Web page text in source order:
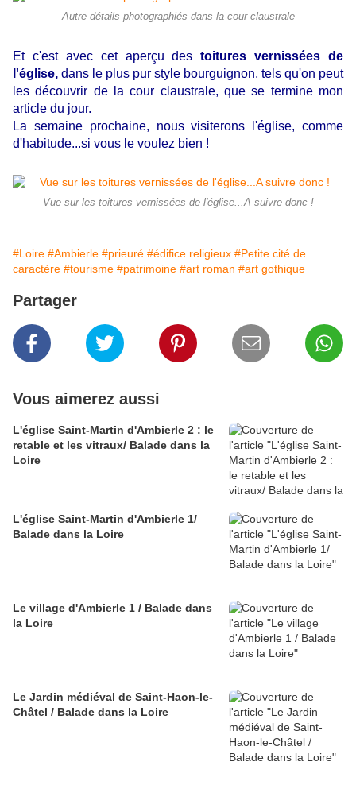
Autre détails photographiés dans la cour claustrale
Et c'est avec cet aperçu destoitures vernissées de
l'église, dans le plus pur style bourguignon, tels qu'on peut
les découvrir de la cour claustrale, que se termine mon
article du jour.
La semaine prochaine, nous visiterons l'église, comme
d'habitude...si vous le voulez bien !
Vue sur les toitures vernissées de l'église...A suivre donc !
#Loire #Ambierle #prieuré #édifice religieux #Petite cité de
caractère #tourisme #patrimoine #art roman #art gothique
Partager
Vous aimerez aussi
L'église Saint-Martin d'Ambierle 2 : le
retable et les vitraux/ Balade dans la
Loire
L'église Saint-Martin d'Ambierle 1/
Balade dans la Loire
Le village d'Ambierle 1 / Balade dans
la Loire
Le Jardin médiéval de Saint-Haon-le-
Châtel / Balade dans la Loire